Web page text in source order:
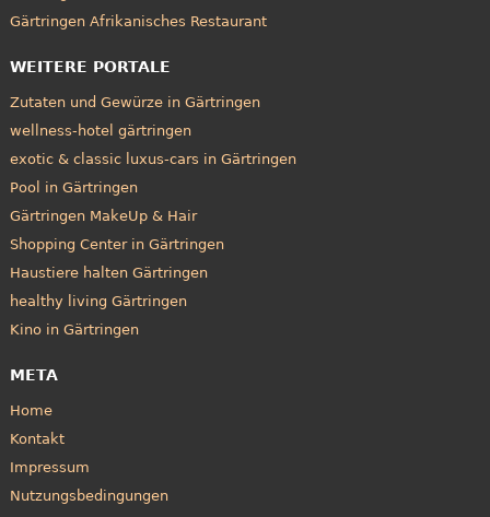
Gärtringen Afrikanisches Restaurant
WEITERE PORTALE
Zutaten und Gewürze in Gärtringen
wellness-hotel gärtringen
exotic & classic luxus-cars in Gärtringen
Pool in Gärtringen
Gärtringen MakeUp & Hair
Shopping Center in Gärtringen
Haustiere halten Gärtringen
healthy living Gärtringen
Kino in Gärtringen
META
Home
Kontakt
Impressum
Nutzungsbedingungen